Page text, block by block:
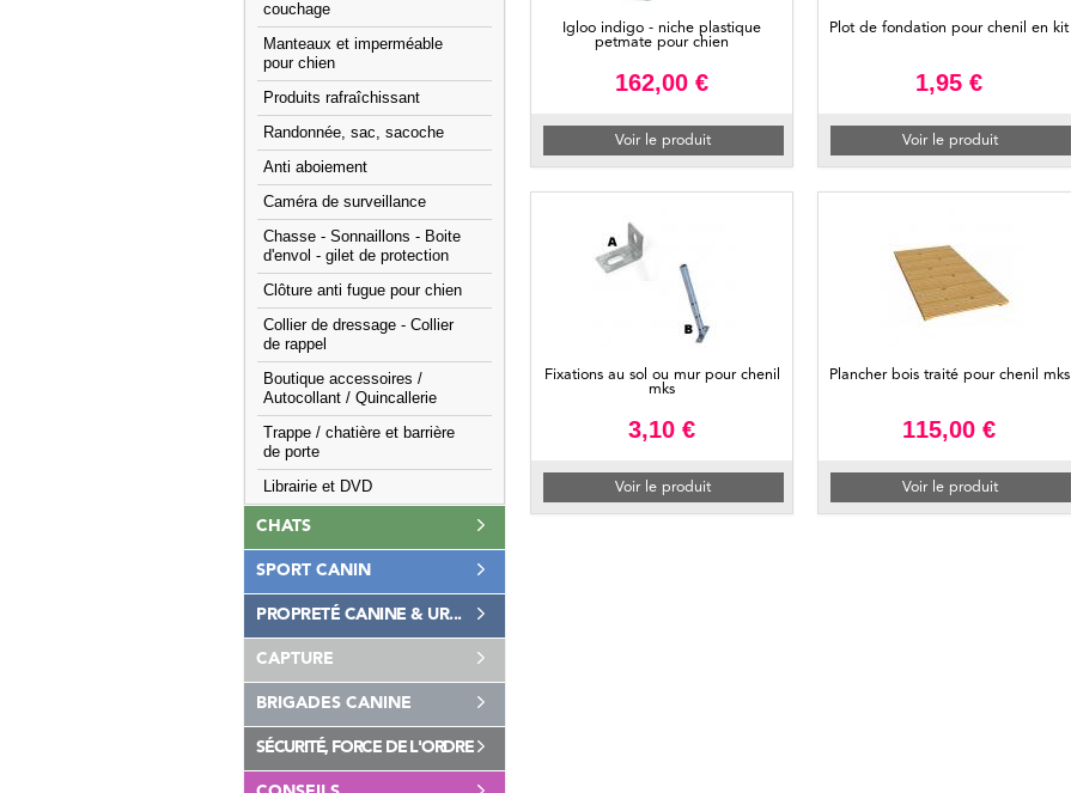
couchage
Manteaux et imperméable
pour chien
Produits rafraîchissant
Randonnée, sac, sacoche
Anti aboiement
Caméra de surveillance
Chasse - Sonnaillons - Boite
d'envol - gilet de protection
Clôture anti fugue pour chien
Collier de dressage - Collier
de rappel
Boutique accessoires /
Autocollant / Quincallerie
Trappe / chatière et barrière
de porte
Librairie et DVD
CHATS
SPORT CANIN
PROPRETÉ CANINE & UR...
CAPTURE
BRIGADES CANINE
SÉCURITÉ, FORCE DE L'ORDRE
Igloo indigo - niche plastique
petmate pour chien
162,00 €
Voir le produit
Plot de fondation pour chenil en kit
1,95 €
Voir le produit
Fixations au sol ou mur pour chenil
mks
3,10 €
Voir le produit
Plancher bois traité pour chenil mks
115,00 €
Voir le produit